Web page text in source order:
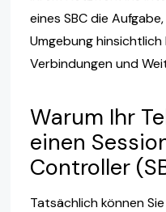
eines SBC die
Umgebung
Verbindungen und
Warum Ihr
einen
Controller
Tatsächlich können